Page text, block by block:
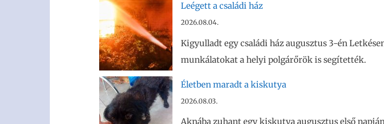
Leégett a családi ház
2026.08.04.
Kigyulladt egy családi ház augusztus 3-én
munkálatokat a helyi polgárőrök is segítették.
Életben maradt a kiskutya
2026.08.03.
Aknába zuhant egy kiskutya augusztus első